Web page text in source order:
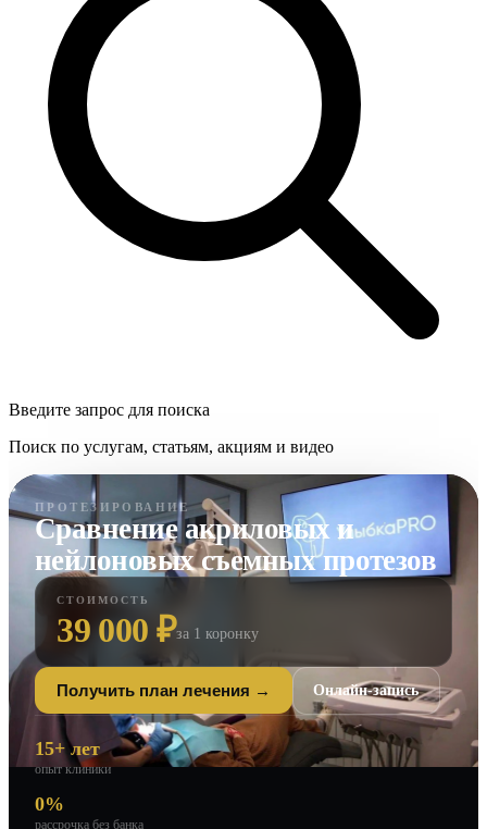
Введите запрос для поиска
Поиск по услугам, статьям, акциям и видео
ПРОТЕЗИРОВАНИЕ
Сравнение акриловых и
нейлоновых съемных протезов
СТОИМОСТЬ
39 000 ₽за 1 коронку
Получить план лечения → Онлайн-запись
15+ лет
опыт клиники
0%
рассрочка без банка